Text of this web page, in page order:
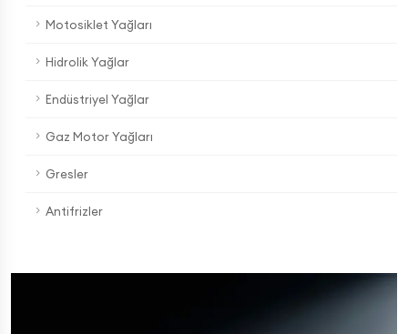
Motosiklet Yağları
Hidrolik Yağlar
Endüstriyel Yağlar
Gaz Motor Yağları
Gresler
Antifrizler